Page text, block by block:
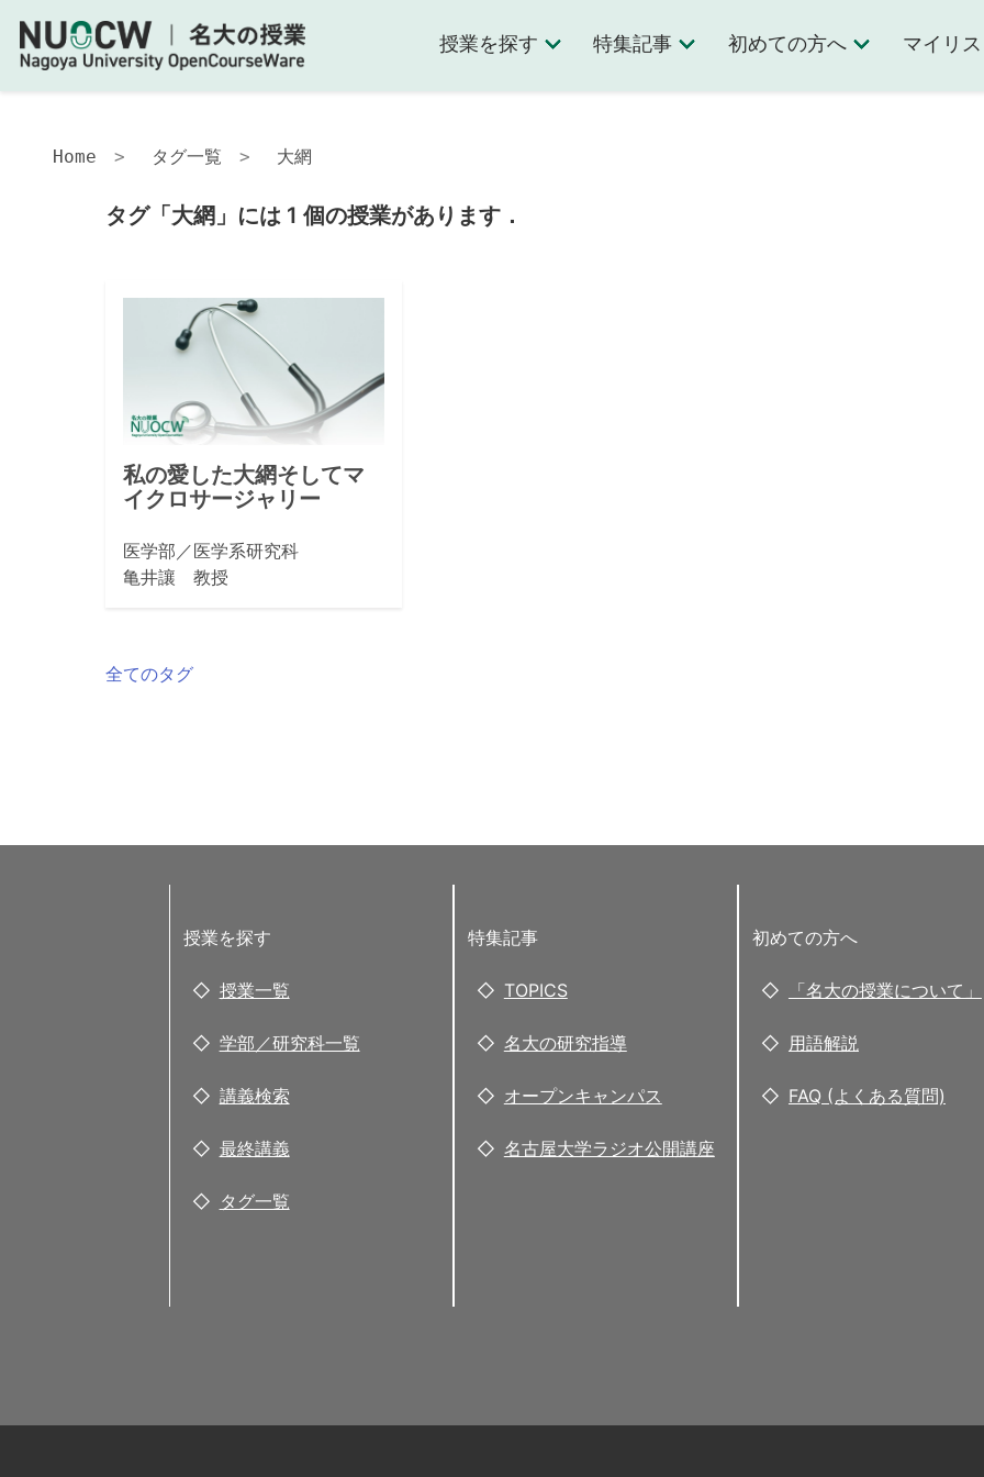
授業を探す 特集記事 初めての方へ マイリ
Home タグ一覧 大網
タグ「大網」には 1 個の授業があります．
私の愛した大網そしてマ
イクロサージャリー
医学部／医学系研究科
亀井讓 教授
全てのタグ
授業を探す
授業一覧
学部／研究科一覧
講義検索
最終講義
タグ一覧
特集記事
TOPICS
名大の研究指導
オープンキャンパス
名古屋大学ラジオ公開講座
初めての方へ
「名大の授業について」
用語解説
FAQ (よくある質問)